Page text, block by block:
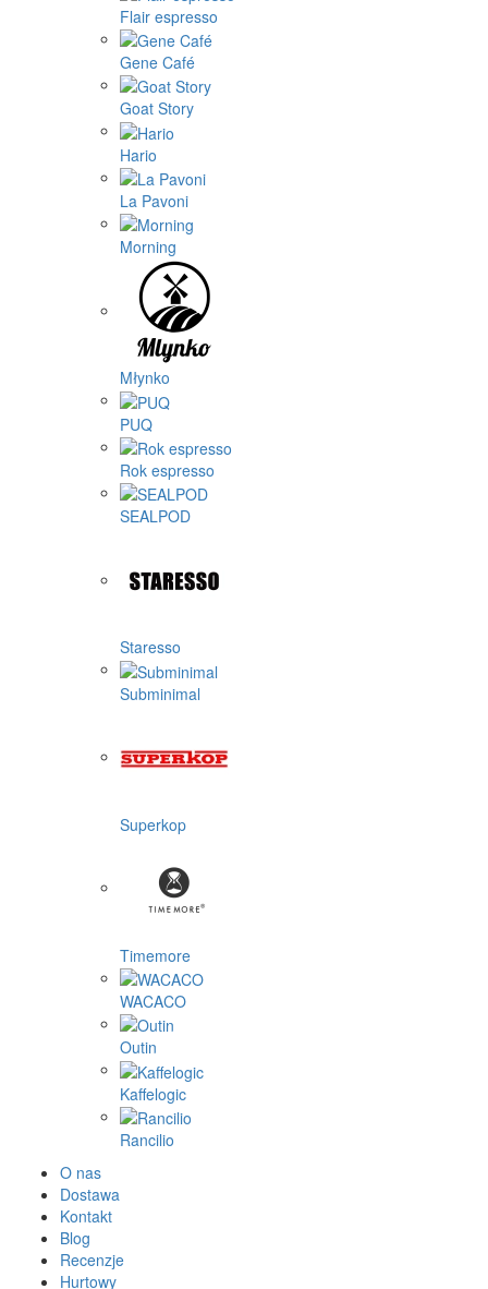
Flair espresso
Gene Café
Goat Story
Hario
La Pavoni
Morning
Młynko
PUQ
Rok espresso
SEALPOD
Staresso
Subminimal
Superkop
Timemore
WACACO
Outin
Kaffelogic
Rancilio
O nas
Dostawa
Kontakt
Blog
Recenzje
Hurtowy